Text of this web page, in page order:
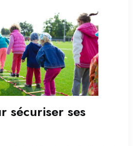
sécuriser ses